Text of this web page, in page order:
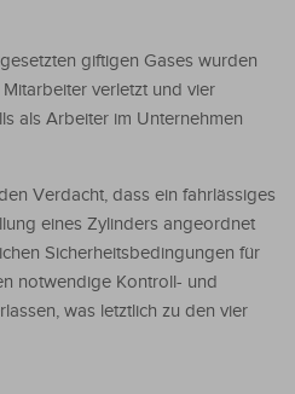
giftigen Gases wurden
verletzt und vier
als Arbeiter im Unternehmen
Verdacht, dass ein fahrlässiges
eines Zylinders angeordnet
Sicherheitsbedingungen für
notwendige Kontroll- und
was letztlich zu den vier